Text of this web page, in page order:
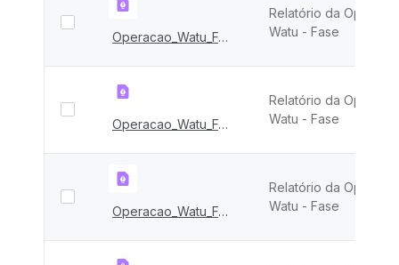
Operacao_Watu_FASE_X
Relatório da
Watu - Fase
Operacao_Watu_FASE_vIII
Relatório da
Watu - Fase
Operacao_Watu_FASE_VII
Relatório da
Watu - Fase